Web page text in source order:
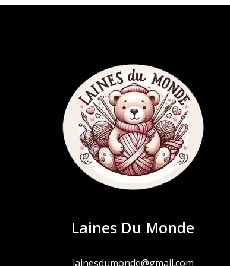
Laines Du Monde
lainesdumonde@gmail.com